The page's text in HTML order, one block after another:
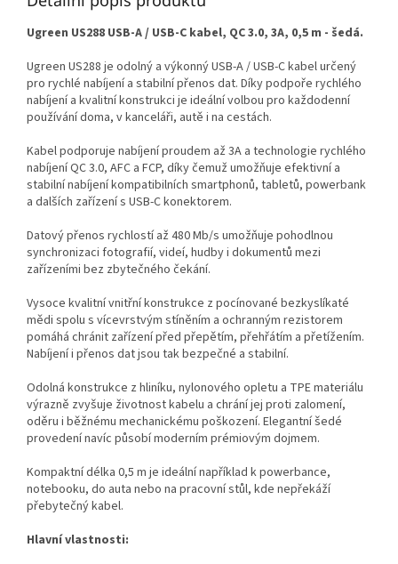
Ugreen US288 USB-A / USB-C kabel, QC 3.0, 3A, 0,5 m - šedá.
Ugreen US288 je odolný a výkonný USB-A / USB-C kabel určený
pro rychlé nabíjení a stabilní přenos dat. Díky podpoře rychlého
nabíjení a kvalitní konstrukci je ideální volbou pro každodenní
používání doma, v kanceláři, autě i na cestách.
Kabel podporuje nabíjení proudem až 3A a technologie rychlého
nabíjení QC 3.0, AFC a FCP, díky čemuž umožňuje efektivní a
stabilní nabíjení kompatibilních smartphonů, tabletů, powerbank
a dalších zařízení s USB-C konektorem.
Datový přenos rychlostí až 480 Mb/s umožňuje pohodlnou
synchronizaci fotografií, videí, hudby i dokumentů mezi
zařízeními bez zbytečného čekání.
Vysoce kvalitní vnitřní konstrukce z pocínované bezkyslíkaté
mědi spolu s vícevrstvým stíněním a ochranným rezistorem
pomáhá chránit zařízení před přepětím, přehřátím a přetížením.
Nabíjení i přenos dat jsou tak bezpečné a stabilní.
Odolná konstrukce z hliníku, nylonového opletu a TPE materiálu
výrazně zvyšuje životnost kabelu a chrání jej proti zalomení,
oděru i běžnému mechanickému poškození. Elegantní šedé
provedení navíc působí moderním prémiovým dojmem.
Kompaktní délka 0,5 m je ideální například k powerbance,
notebooku, do auta nebo na pracovní stůl, kde nepřekáží
přebytečný kabel.
Hlavní vlastnosti: